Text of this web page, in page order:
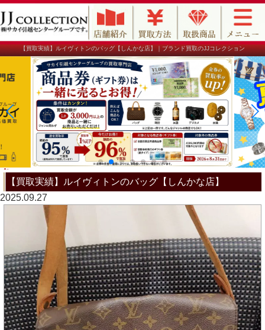
【買取実績】ルイヴィトンのバッグ【しんかな店】｜ブランド買取のJJコレクション
【買取実績】ルイヴィトンのバッグ【しんかな店】
2025.09.27